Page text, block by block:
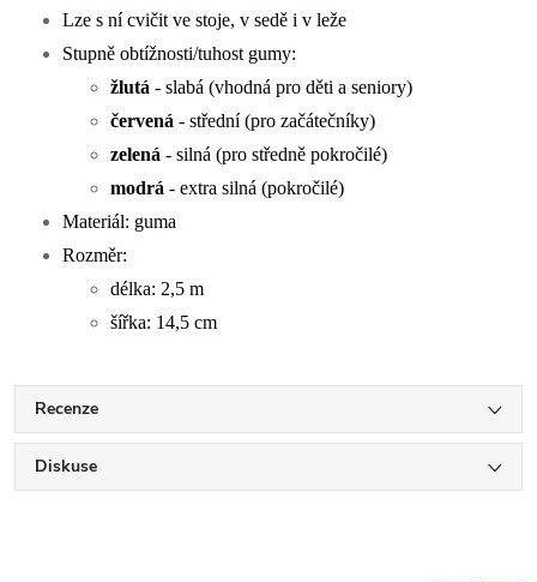
Lze s ní cvičit ve stoje, v sedě i v leže
Stupně obtížnosti/tuhost gumy:
žlutá - slabá (vhodná pro děti a seniory)
červená - střední (pro začátečníky)
zelená - silná (pro středně pokročilé)
modrá - extra silná (pokročilé)
Materiál: guma
Rozměr:
délka: 2,5 m
šířka: 14,5 cm
Recenze
Diskuse